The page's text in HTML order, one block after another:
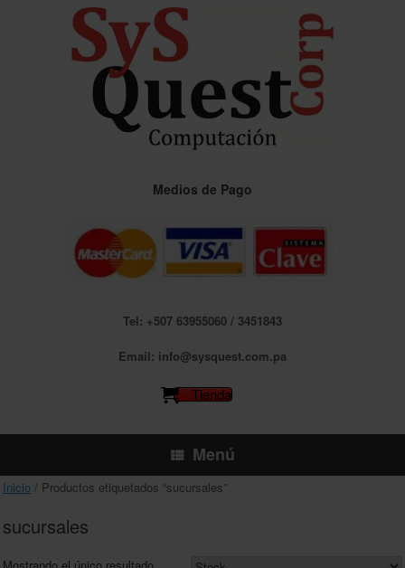
Medios de Pago
Tel: +507 63955060 / 3451843
Email: info@sysquest.com.pa
Tienda
Menú
Inicio / Productos etiquetados “sucursales”
sucursales
Mostrando el único resultado